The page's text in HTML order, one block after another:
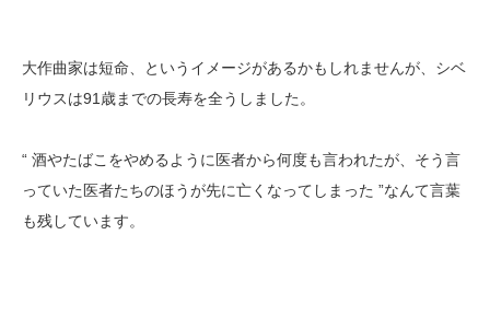
大作曲家は短命、というイメージがあるかもしれませんが、シベ
リウスは91歳までの長寿を全うしました。
“ 酒やたばこをやめるように医者から何度も言われたが、そう言
っていた医者たちのほうが先に亡くなってしまった ”なんて言葉
も残しています。